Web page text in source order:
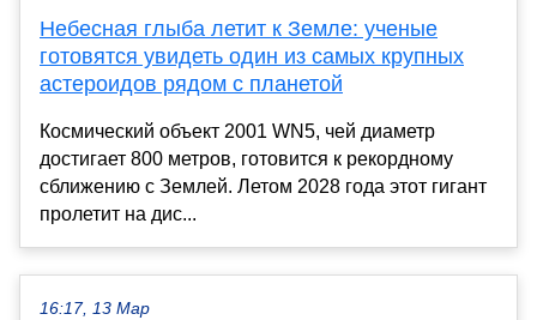
Небесная глыба летит к Земле: ученые
готовятся увидеть один из самых крупных
астероидов рядом с планетой
Космический объект 2001 WN5, чей диаметр
достигает 800 метров, готовится к рекордному
сближению с Землей. Летом 2028 года этот гигант
пролетит на дис...
16:17, 13 Мар